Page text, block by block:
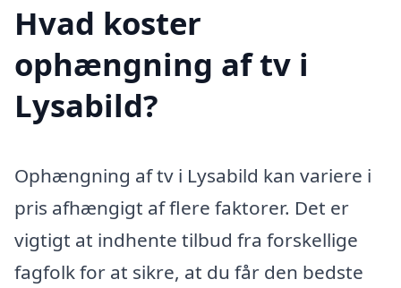
Hvad koster
ophængning af tv i
Lysabild?
Ophængning af tv i Lysabild kan variere i
pris afhængigt af flere faktorer. Det er
vigtigt at indhente tilbud fra forskellige
fagfolk for at sikre, at du får den bedste